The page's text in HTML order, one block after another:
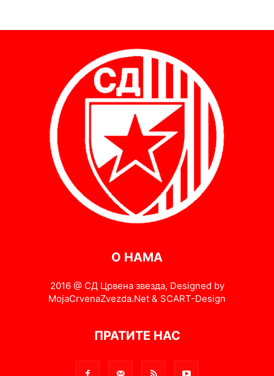
О НАМА
2016 @ СД Црвена звезда, Designed by
MojaCrvenaZvezda.Net & SCART-Design
ПРАТИТЕ НАС